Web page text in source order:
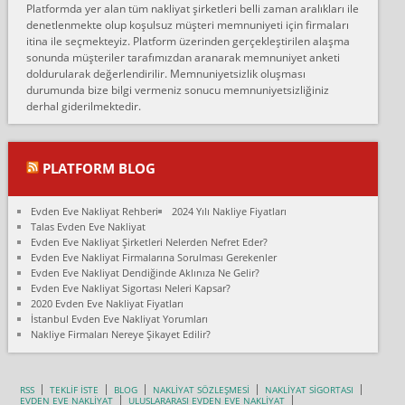
Ankara Alicanlar naklyat tel 5465524025. 2600 TL'ye ankaradan
Konya ya Alicanlar naklyat la anlaştık bu şahıs evin taşınacağı gün
fiyatın mazoto gele...
Fatih kokmese:
Diyarbakır dan eşyamı getirtmek için anlaştım sözleşme yaptım.
Son anda fiyat artırdılar.. mecburiyetten tasittim.. bu kişiler ağrılı
Ali:
olduk. Asansörlü dediler sonra uraya asansör kurulmaz dediler
fark istediler. ortada asa...
Nimet:
Ben 2021 Ağustos ilk haftası Evimi taşıdım yani İstanbul'un bir
Mahallesi'nden bir başka Mahallesi'ne yani Ümraniye bölgesinde
oturuyorum önceleri ara...
Nimet Köse:
Merhaba ben 2021 Ağustos ilk haftası evimi Ümraniye'den Çok
Platformda yer alan tüm nakliyat şirketleri belli zaman aralıkları ile
denetlenmekte olup koşulsuz müşteri memnuniyeti için firmaları
itina ile seçmekteyiz. Platform üzerinden gerçekleştirilen alaşma
sonunda müşteriler tarafımızdan aranarak memnuniyet anketi
doldurularak değerlendirilir. Memnuniyetsizlik oluşması
durumunda bize bilgi vermeniz sonucu memnuniyetsizliğiniz
derhal giderilmektedir.
PLATFORM BLOG
Evden Eve Nakliyat Rehberi
2024 Yılı Nakliye Fiyatları
Talas Evden Eve Nakliyat
Evden Eve Nakliyat Şirketleri Nelerden Nefret Eder?
Evden Eve Nakliyat Firmalarına Sorulması Gerekenler
Evden Eve Nakliyat Dendiğinde Aklınıza Ne Gelir?
Evden Eve Nakliyat Sigortası Neleri Kapsar?
2020 Evden Eve Nakliyat Fiyatları
İstanbul Evden Eve Nakliyat Yorumları
Nakliye Firmaları Nereye Şikayet Edilir?
RSS TEKLİF İSTE BLOG NAKLİYAT SÖZLEŞMESİ
NAKLİYAT SİGORTASI
EVDEN EVE NAKLİYAT
ULUSLARARASI EVDEN EVE NAKLİYAT